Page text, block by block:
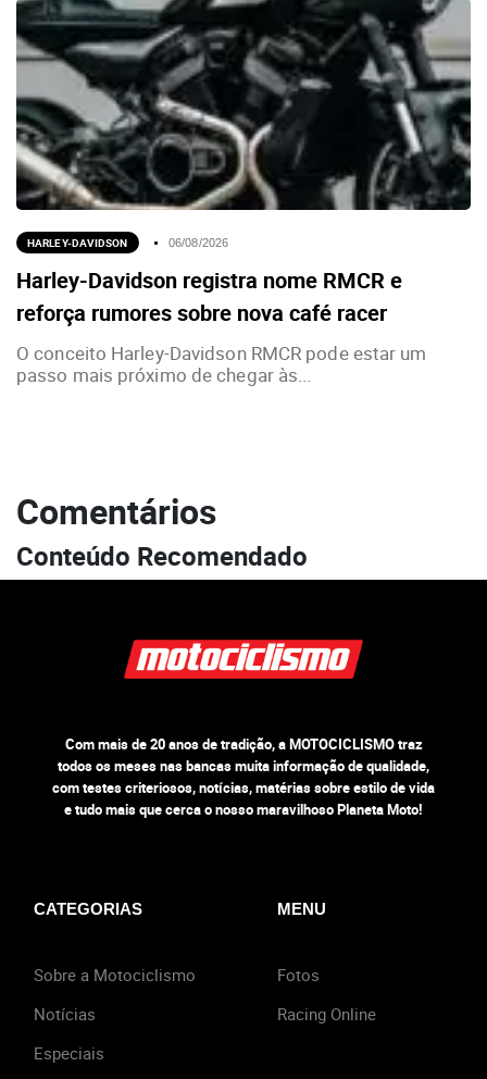
HARLEY-DAVIDSON 06/08/2026
Harley-Davidson registra nome RMCR e
reforça rumores sobre nova café racer
O conceito Harley-Davidson RMCR pode estar um
passo mais próximo de chegar às...
Comentários
Conteúdo Recomendado
Com mais de 20 anos de tradição, a MOTOCICLISMO traz
todos os meses nas bancas muita informação de qualidade,
com testes criteriosos, notícias, matérias sobre estilo de vida
e tudo mais que cerca o nosso maravilhoso Planeta Moto!
CATEGORIAS
Sobre a Motociclismo
Notícias
Especiais
MENU
Fotos
Racing Online